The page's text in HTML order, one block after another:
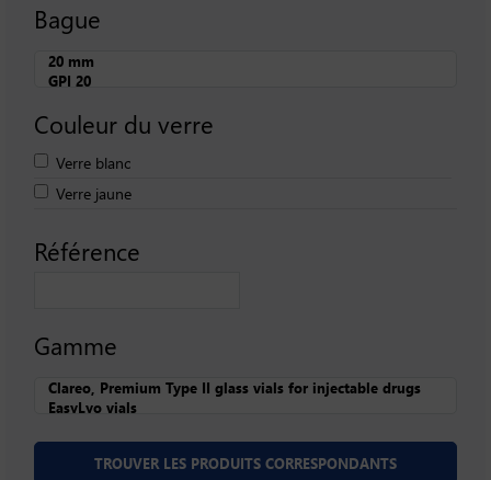
Bague
Couleur du verre
Verre blanc
Verre jaune
Référence
Gamme